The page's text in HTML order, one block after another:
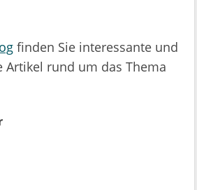
finden Sie interessante und
rund um das Thema